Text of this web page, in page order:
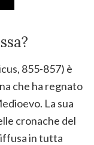
855-857) è
che ha regnato
La sua
cronache del
in tutta